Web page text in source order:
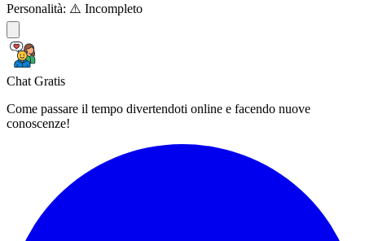
Personalità: ⚠️ Incompleto
Chat Gratis
Come passare il tempo divertendoti online e facendo nuove
conoscenze!